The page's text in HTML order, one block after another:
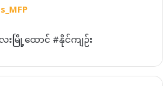
မြို့ထောင် #နိုင်ကျဉ်း